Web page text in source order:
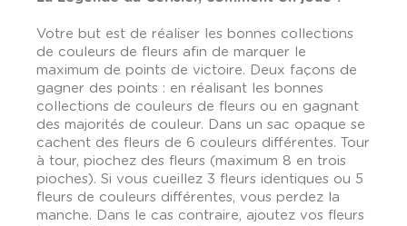
Votre but est de réaliser les bonnes collections
de couleurs de fleurs afin de marquer le
maximum de points de victoire. Deux façons de
gagner des points : en réalisant les bonnes
collections de couleurs de fleurs ou en gagnant
des majorités de couleur. Dans un sac opaque se
cachent des fleurs de 6 couleurs différentes. Tour
à tour, piochez des fleurs (maximum 8 en trois
pioches). Si vous cueillez 3 fleurs identiques ou 5
fleurs de couleurs différentes, vous perdez la
manche. Dans le cas contraire, ajoutez vos fleurs